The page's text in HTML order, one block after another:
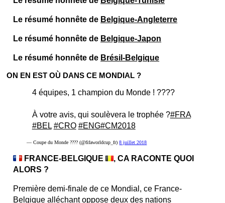
Le résumé honnête de Belgique-Angleterre
Le résumé honnête de Belgique-Japon
Le résumé honnête de Brésil-Belgique
ON EN EST OÙ DANS CE MONDIAL ?
4 équipes, 1 champion du Monde ! ????
À votre avis, qui soulèvera le trophée ?#FRA
#BEL #CRO #ENG#CM2018
— Coupe du Monde ???? (@fifaworldcup_fr)8 juillet 2018
FRANCE-BELGIQUE
, CA RACONTE QUOI
ALORS ?
Première demi-finale de ce Mondial, ce France-
Belgique alléchant oppose deux des nations